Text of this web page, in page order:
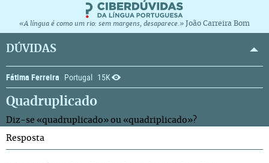
«A língua é como um rio: sem margens, desaparece.» João Carreira Bom
DÚVIDAS
Fátima Ferreira Portugal 15K
Quadruplicado
Diz-se «quadruplicado» ou «quadriplicado»?
Resposta